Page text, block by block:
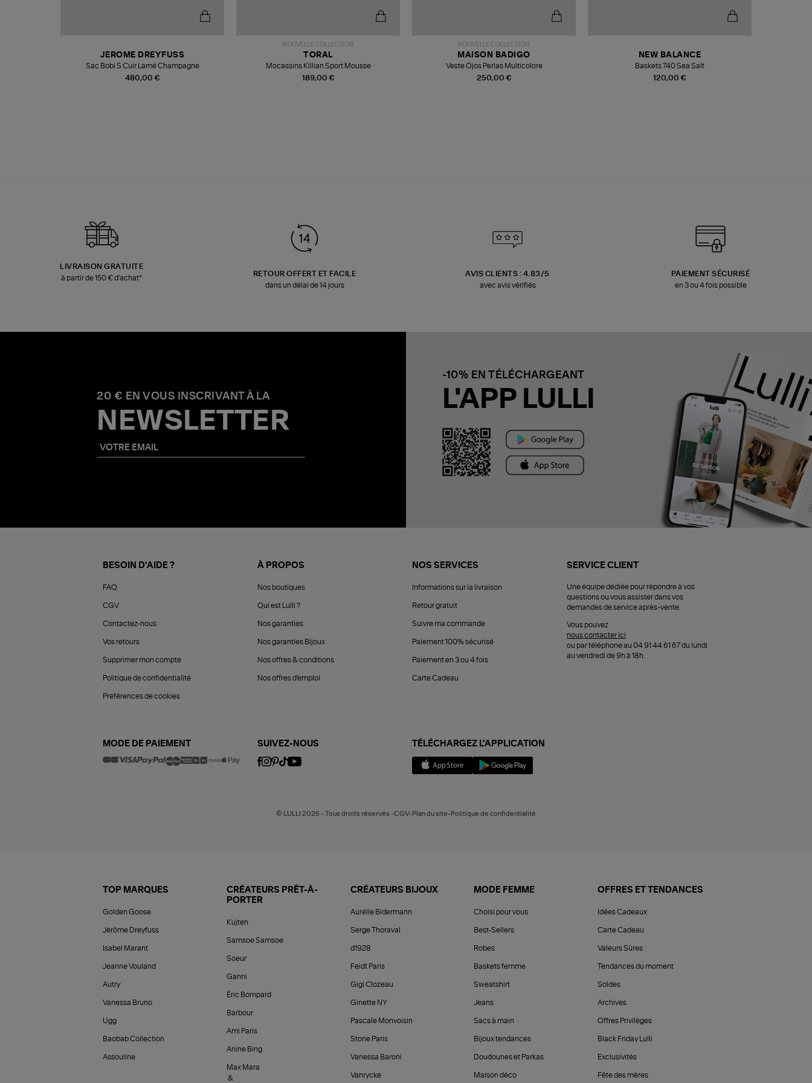
480,00 €
JEROME DREYFUSS
Sac Bobi S Cuir Lamé Champagne
NOUVELLE COLLECTION
189,00 €
TORAL
Mocassins Killian Sport Mousse
NOUVELLE COLLECTION
250,00 €
MAISON BADIGO
Veste Ojos Perlas Multicolore
120,00 €
NEW BALANCE
Baskets 740 Sea Salt
LIVRAISON GRATUITE
à partir de 150 € d'achat*
RETOUR OFFERT ET FACILE
dans un délai de 14 jours
AVIS CLIENTS : 4.83/5
avec avis vérifiés
PAIEMENT SÉCURISÉ
en 3 ou 4 fois possible
20 € EN VOUS INSCRIVANT À LA
NEWSLETTER
-10% EN TÉLÉCHARGEANT
L'APP LULLI
BESOIN D'AIDE ?
FAQ
CGV
Contactez-nous
Vos retours
Supprimer mon compte
Politique de confidentialité
Préférences de cookies
À PROPOS
Nos boutiques
Qui est Lulli ?
Nos garanties
Nos garanties Bijoux
Nos offres & conditions
Nos offres d'emploi
NOS SERVICES
Informations sur la livraison
Retour gratuit
Suivre ma commande
Paiement 100% sécurisé
Paiement en 3 ou 4 fois
Carte Cadeau
SERVICE CLIENT
Une équipe dédiée pour répondre à vos
questions ou vous assister dans vos
demandes de service après-vente.
Vous pouvez
nous contacter ici
ou par téléphone au 04 91 44 61 67 du lundi
au vendredi de 9h à 18h.
MODE DE PAIEMENT SUIVEZ-NOUS TÉLÉCHARGEZ L'APPLICATION
© LULLI 2025 - Tous droits réservés -CGV-Plan du site-Politique de confidentialité
TOP MARQUES
Golden Goose
Jérôme Dreyfuss
Isabel Marant
Jeanne Vouland
Autry
Vanessa Bruno
Ugg
Baobab Collection
Assouline
CRÉATEURS PRÊT-À-
PORTER
Kujten
Samsoe Samsoe
Soeur
Ganni
Éric Bompard
Barbour
Ami Paris
Anine Bing
Max Mara
&
CRÉATEURS BIJOUX
Aurélie Bidermann
Serge Thoraval
d1928
Feidt Paris
Gigi Clozeau
Ginette NY
Pascale Monvoisin
Stone Paris
Vanessa Baroni
Vanrycke
MODE FEMME
Choisi pour vous
Best-Sellers
Robes
Baskets femme
Sweatshirt
Jeans
Sacs à main
Bijoux tendances
Doudounes et Parkas
Maison déco
OFFRES ET TENDANCES
Idées Cadeaux
Carte Cadeau
Valeurs Sûres
Tendances du moment
Soldes
Archives
Offres Privilèges
Black Friday Lulli
Exclusivités
Fête des mères